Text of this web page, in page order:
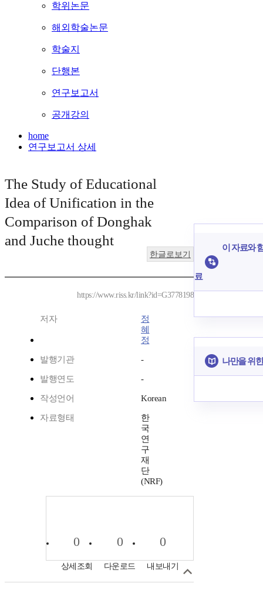
학위논문
해외학술논문
학술지
단행본
연구보고서
공개강의
home
연구보고서 상세
The Study of Educational
Idea of Unification in the
Comparison of Donghak
and Juche thought
한글로보기
https://www.riss.kr/link?id=G3778198
저자
정
혜
정
발행기관 -
발행연도 -
작성언어 Korean
자료형태
한
국
연
구
재
단
(NRF)
0
상세조회
0
다운로드
0
내보내기
이 자료와
료
나만을 위